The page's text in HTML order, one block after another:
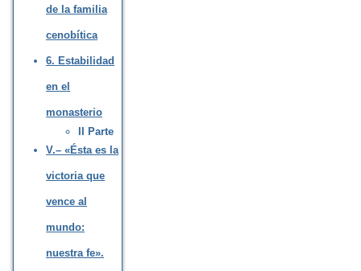
de la familia
cenobítica
6. Estabilidad
en el
monasterio
II Parte
V.– «Ésta es la
victoria que
vence al
mundo:
nuestra fe».